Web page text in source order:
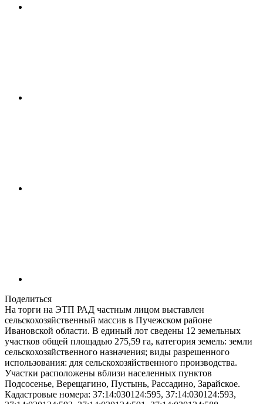
Поделиться
На торги на ЭТП РАД частным лицом выставлен
сельскохозяйственный массив в Пучежском районе
Ивановской области. В единый лот сведены 12 земельных
участков общей площадью 275,59 га, категория земель: земли
сельскохозяйственного назначения; виды разрешенного
использования: для сельскохозяйственного производства.
Участки расположены вблизи населенных пунктов
Подсосенье, Верещагино, Пустынь, Рассадино, Зарайское.
Кадастровые номера: 37:14:030124:595, 37:14:030124:593,